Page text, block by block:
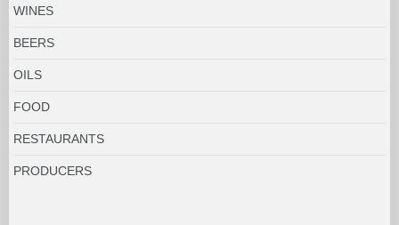
WINES
BEERS
OILS
FOOD
RESTAURANTS
PRODUCERS